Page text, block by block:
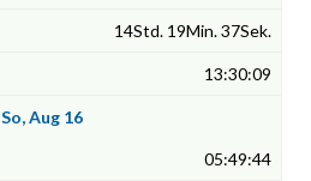
14Std. 19Min. 37Sek.
13:30:09
So, Aug 16
05:49:44